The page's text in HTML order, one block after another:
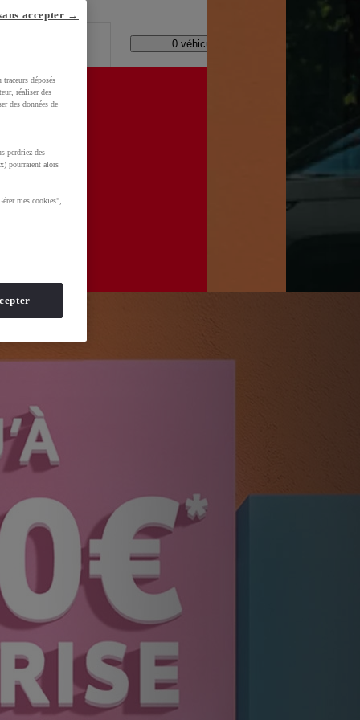
?
0 véhicules disponibles
aVDI8UPDjklX-0hMNvj6Hr03teIhoCskwQAvD_BwE&gbraid=0AAAAADMU_rPROFq2-
déposés
réaliser des
des données de
perdriez des
pourraient alors
mes cookies",
accepter →